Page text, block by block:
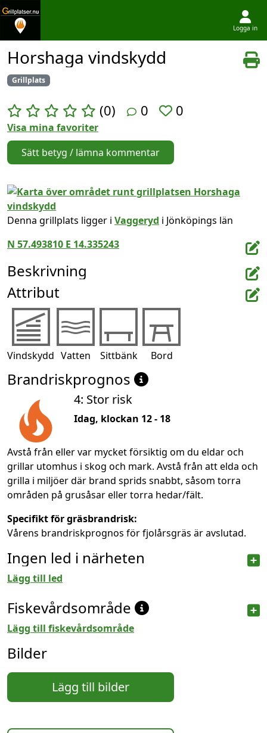
Logga in
Horshaga vindskydd
Grillplats
(0) 0 0
Visa mina favoriter
Sätt betyg / lämna kommentar
Denna grillplats ligger i Vaggeryd i Jönköpings län
N 57.493810 E 14.335243
Beskrivning
Attribut
Vindskydd Vatten Sittbänk Bord
Brandriskprognos
4: Stor risk
Idag, klockan 12 - 18
Avstå från eller var mycket försiktig om du eldar och
grillar utomhus i skog och mark. Avstå från att elda och
grilla i miljöer där brand sprids snabbt, såsom torra
områden på grusåsar eller torra hedar/fält.
Specifikt för gräsbrandrisk:
Vårens brandriskprognos för fjolårsgräs är avslutad.
Ingen led i närheten
Lägg till led
Fiskevårdsområde
Lägg till fiskevårdsområde
Bilder
Lägg till bilder